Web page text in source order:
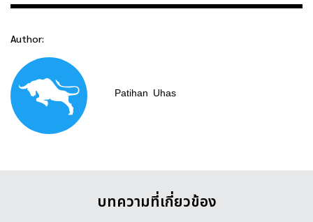
Author:
Patihan Uhas
บทความที่เกี่ยวข้อง